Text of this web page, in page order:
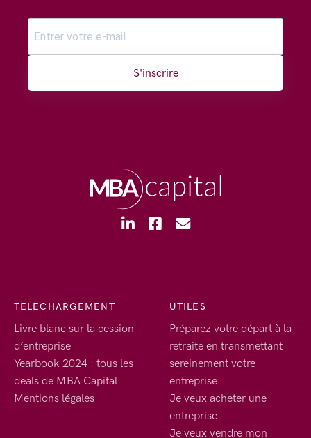
S'inscrire
TELECHARGEMENT
Livre blanc sur la cession
d’entreprise
Yearbook 2024 : tous les
deals de MBA Capital
Mentions légales
UTILES
Préparez votre départ à la
retraite en transmettant
sereinement votre
entreprise.
Je veux acheter une
entreprise
Je veux vendre mon